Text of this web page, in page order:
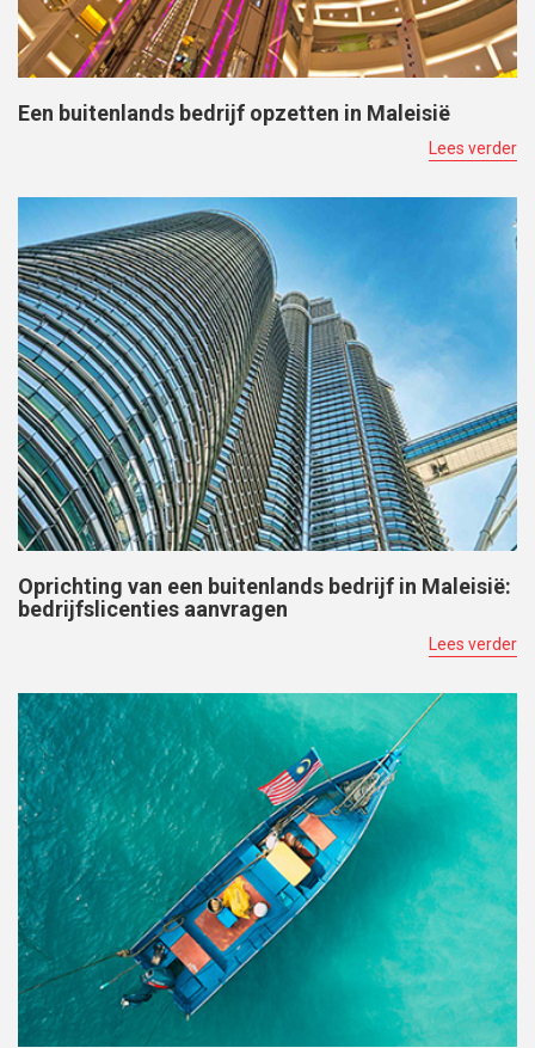
Een buitenlands bedrijf opzetten in Maleisië
Lees verder
Oprichting van een buitenlands bedrijf in Maleisië:
bedrijfslicenties aanvragen
Lees verder